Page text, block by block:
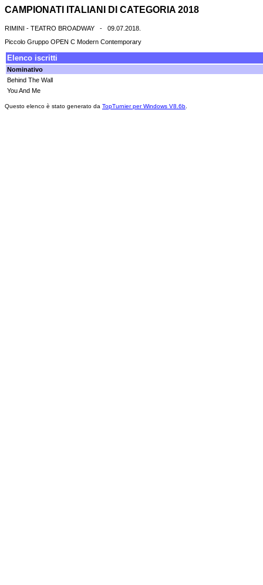
CAMPIONATI ITALIANI DI CATEGORIA 2018
RIMINI - TEATRO BROADWAY - 09.07.2018.
Piccolo Gruppo OPEN C Modern Contemporary
Elenco iscritti
Nominativo
Behind The Wall
You And Me
Questo elenco è stato generato da TopTurnier per Windows V8.6b